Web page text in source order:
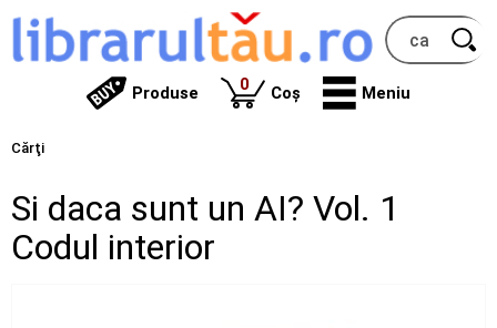
Produse 0produse
Coș Meniu
Cărţi
Si daca sunt un AI? Vol. 1
Codul interior